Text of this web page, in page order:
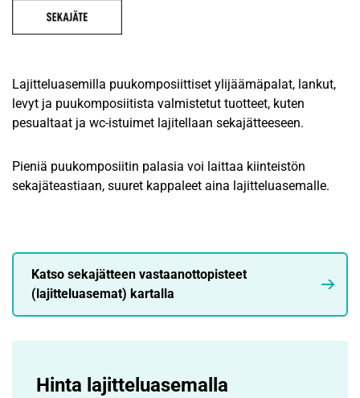
Lajitteluasemilla puukomposiittiset ylijäämäpalat, lankut,
levyt ja puukomposiitista valmistetut tuotteet, kuten
pesualtaat ja wc-istuimet lajitellaan sekajätteeseen.
Pieniä puukomposiitin palasia voi laittaa kiinteistön
sekajäteastiaan, suuret kappaleet aina lajitteluasemalle.
Katso sekajätteen vastaanottopisteet
(lajitteluasemat) kartalla
Hinta lajittelu­asemalla